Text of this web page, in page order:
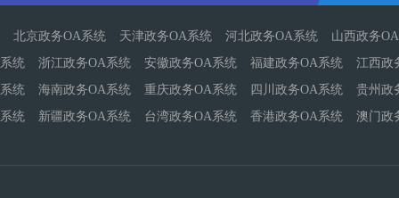
北京政务OA系统 天津政务OA系统 河北政务OA系统
山西政务
系统
浙江政务OA系统 安徽政务OA系统 福建政务OA系统
江西政
系统
海南政务OA系统 重庆政务OA系统 四川政务OA系统
贵州政
系统
新疆政务OA系统 台湾政务OA系统 香港政务OA系统 澳门政